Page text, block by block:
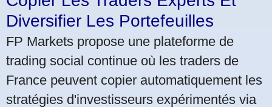
Diversifier Les Portefeuilles
FP Markets propose une plateforme de
trading social continue où les traders de
France peuvent copier automatiquement les
stratégies d'investisseurs expérimentés via